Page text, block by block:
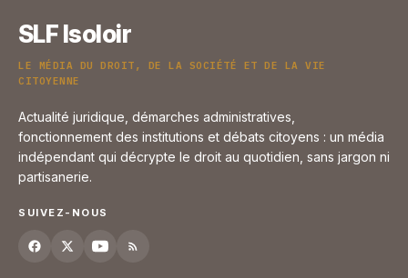
SLF Isoloir
LE MÉDIA DU DROIT, DE LA SOCIÉTÉ ET DE LA VIE
CITOYENNE
Actualité juridique, démarches administratives,
fonctionnement des institutions et débats citoyens : un média
indépendant qui décrypte le droit au quotidien, sans jargon ni
partisanerie.
SUIVEZ-NOUS